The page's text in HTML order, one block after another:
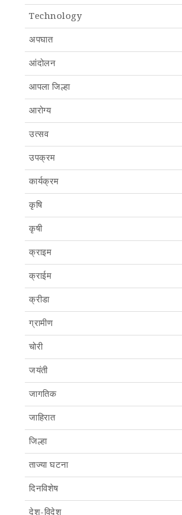
Technology
अपघात
आंदोलन
आपला जिल्हा
आरोग्य
उत्सव
उपक्रम
कार्यक्रम
कृषि
कृषी
क्राइम
क्राईम
क्रीडा
ग्रामीण
चोरी
जयंती
जागतिक
जाहिरात
जिल्हा
ताज्या घटना
दिनविशेष
देश-विदेश